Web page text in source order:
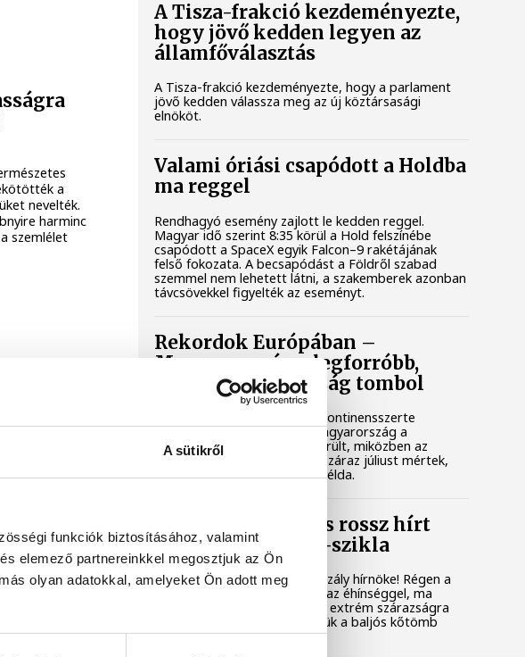
A sütikről
funkciók biztosításához, valamint
elemező partnereinkkel megosztjuk az Ön
olyan adatokkal, amelyeket Ön adott meg
a
nevelték.
harminc
szemlélet
is
Mi
A Tisza-frakció kezdeményezte,
hogy jövő kedden legyen az
államfőválasztás
A Tisza-frakció kezdeményezte, hogy a parlament
jövő kedden válassza meg az új köztársasági
elnököt.
Valami óriási csapódott a Holdba
ma reggel
Rendhagyó esemény zajlott le kedden reggel.
Magyar idő szerint 8:35 körül a Hold felszínébe
csapódott a SpaceX egyik Falcon–9 rakétájának
felső fokozata. A becsapódást a Földről szabad
szemmel nem lehetett látni, a szakemberek azonban
távcsövekkel figyelték az eseményt.
Rekordok Európában –
Magyarország a legforróbb,
Angliában szárazság tombol
Rá sem ismerünk Európára, kontinensszerte
rekordokat dönt a hőség. Magyarország a
legforróbb országok közé került, miközben az
Egyesült Királyságban olyan száraz júliust mértek,
amilyenre 155 éve nem volt példa.
A múltban és ma is rossz hírt
hoz a dunai Ínség-szikla
Újra kilátszik a Dunából az aszály hírnöke! Régen a
felbukkanása egyet jelentett az éhínséggel, ma
pedig a klímaváltozás okozta extrém szárazságra
hívja fel a figyelmet. Elmeséljük a baljós kőtömb
történetét.